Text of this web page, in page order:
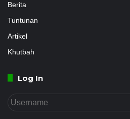
Berita
Tuntunan
Artikel
Khutbah
Log In